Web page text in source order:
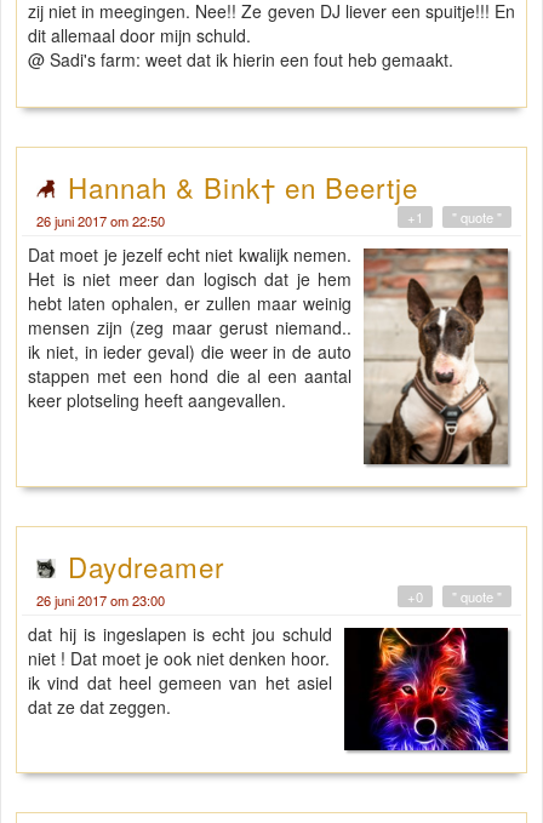
zij niet in meegingen. Nee!! Ze geven DJ liever een spuitje!!! En
dit allemaal door mijn schuld.
@ Sadi's farm: weet dat ik hierin een fout heb gemaakt.
Hannah & Bink† en Beertje
26 juni 2017 om 22:50 " quote "
+1
Dat moet je jezelf echt niet kwalijk nemen.
Het is niet meer dan logisch dat je hem
hebt laten ophalen, er zullen maar weinig
mensen zijn (zeg maar gerust niemand..
ik niet, in ieder geval) die weer in de auto
stappen met een hond die al een aantal
keer plotseling heeft aangevallen.
Daydreamer
26 juni 2017 om 23:00 " quote "
+0
dat hij is ingeslapen is echt jou schuld
niet ! Dat moet je ook niet denken hoor.
ik vind dat heel gemeen van het asiel
dat ze dat zeggen.